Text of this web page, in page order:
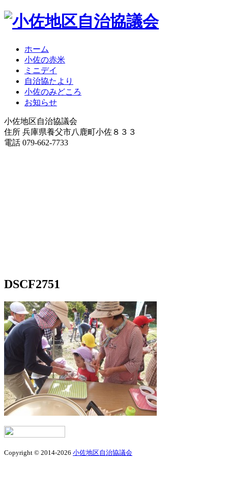
ホーム
小佐の赤米
ミニデイ
自治協たより
小佐のみどころ
お知らせ
小佐地区自治協議会
住所 兵庫県養父市八鹿町小佐８３３
電話 079-662-7733
DSCF2751
Copyright © 2014-2026 小佐地区自治協議会